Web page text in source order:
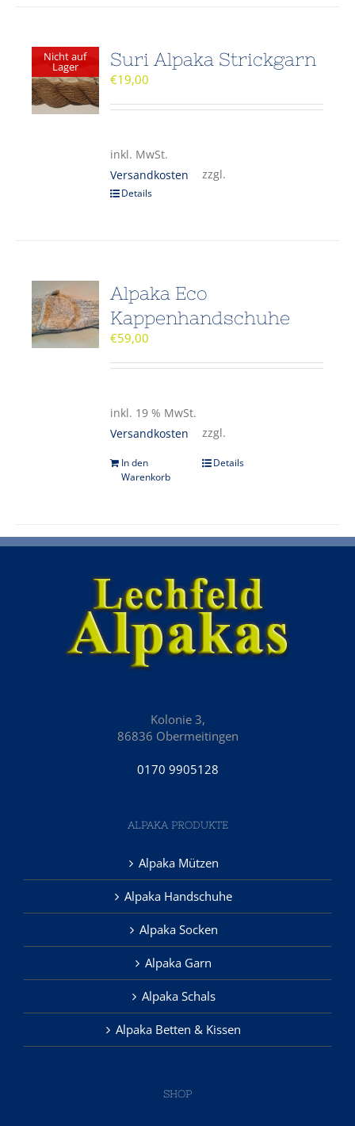
Nicht auf
Lager Suri Alpaka Strickgarn
€19,00
inkl. MwSt.
zzgl.
Versandkosten
Details
Alpaka Eco
Kappenhandschuhe
€59,00
inkl. 19 % MwSt.
zzgl.
Versandkosten
In den
Warenkorb
Details
Kolonie 3,
86836 Obermeitingen
0170 9905128
ALPAKA PRODUKTE
Alpaka Mützen
Alpaka Handschuhe
Alpaka Socken
Alpaka Garn
Alpaka Schals
Alpaka Betten & Kissen
SHOP